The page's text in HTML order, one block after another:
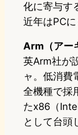
化に寄与す
近年はPCに
Arm（アー
英Arm社が
ャ。低消費
全機種で採
たx86（
として台頭